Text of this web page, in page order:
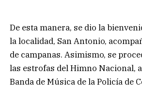
De esta manera, se dio la
la localidad, San Antonio,
de campanas. Asimismo, se
las estrofas del Himno Nacional,
Banda de Música de la Policía de